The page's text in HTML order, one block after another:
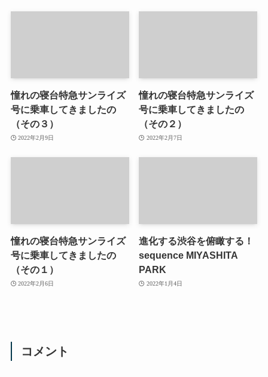
憧れの寝台特急サンライズ
号に乗車してきましたの
（その３）
2022年2月9日
憧れの寝台特急サンライズ
号に乗車してきましたの
（その２）
2022年2月7日
憧れの寝台特急サンライズ
号に乗車してきましたの
（その１）
2022年2月6日
進化する渋谷を俯瞰する！
sequence MIYASHITA
PARK
2022年1月4日
コメント